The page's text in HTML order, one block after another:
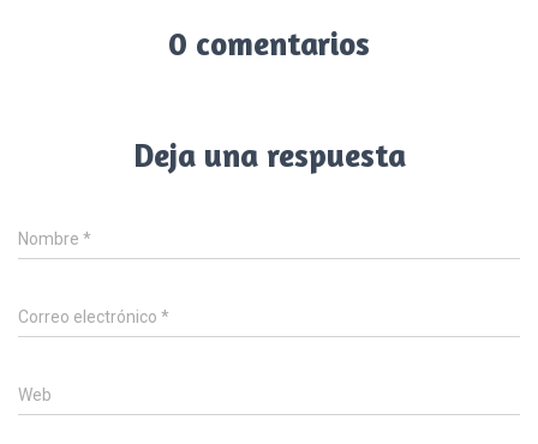
0 comentarios
Deja una respuesta
Nombre *
Correo electrónico *
Web